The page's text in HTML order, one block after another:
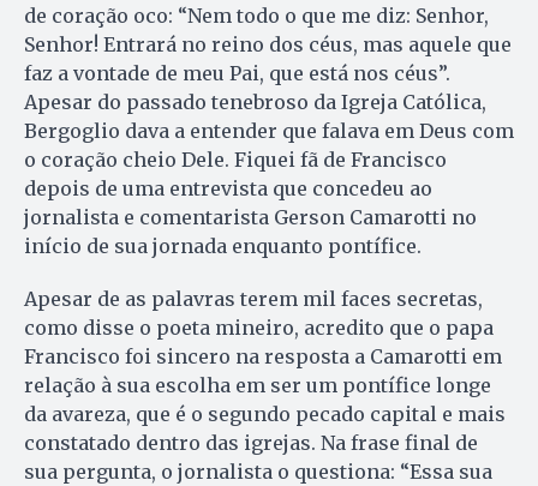
de coração oco: “Nem todo o que me diz: Senhor,
Senhor! Entrará no reino dos céus, mas aquele que
faz a vontade de meu Pai, que está nos céus”.
Apesar do passado tenebroso da Igreja Católica,
Bergoglio dava a entender que falava em Deus com
o coração cheio Dele. Fiquei fã de Francisco
depois de uma entrevista que concedeu ao
jornalista e comentarista Gerson Camarotti no
início de sua jornada enquanto pontífice.
Apesar de as palavras terem mil faces secretas,
como disse o poeta mineiro, acredito que o papa
Francisco foi sincero na resposta a Camarotti em
relação à sua escolha em ser um pontífice longe
da avareza, que é o segundo pecado capital e mais
constatado dentro das igrejas. Na frase final de
sua pergunta, o jornalista o questiona: “Essa sua